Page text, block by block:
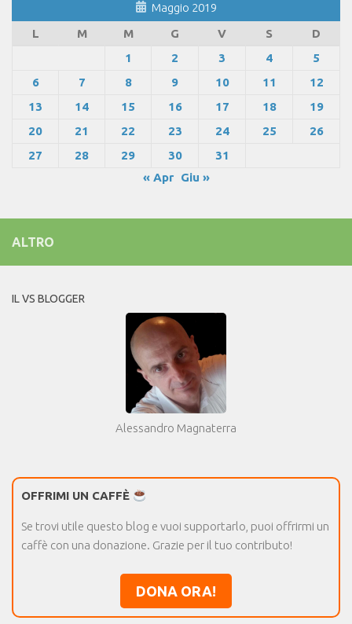
Maggio 2019
L
M M G V S
D
1
2 3 4
5
6
7 8 9 10 11
12
13
14 15 16 17 18
19
20
21 22 23 24 25
26
27
28 29 30
31
« Apr
Giu »
ALTRO
IL VS BLOGGER
Alessandro Magnaterra
OFFRIMI UN CAFFÈ
Se trovi utile questo blog e vuoi supportarlo, puoi offrirmi un
caffè con una donazione. Grazie per il tuo contributo!
DONA ORA!